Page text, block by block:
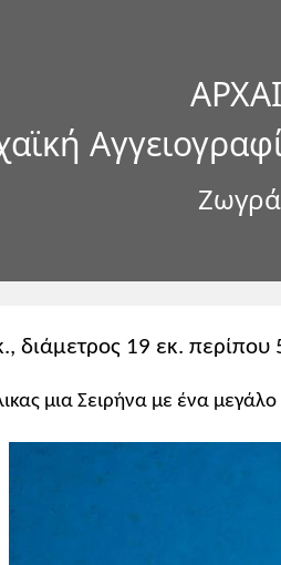
διάμετρος 19 εκ.
μια Σειρήνα με ένα